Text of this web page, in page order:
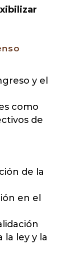
y el
como
de
de la
en el
la ley y la